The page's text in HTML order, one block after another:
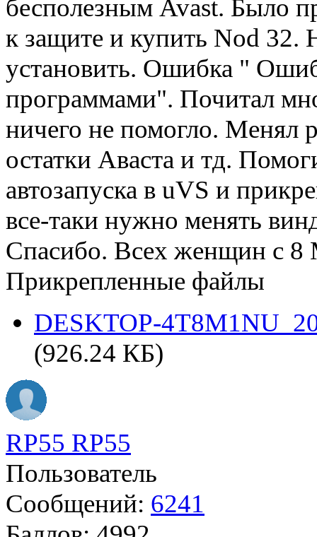
бесполезным Avast. Было
к защите и купить Nod 32.
установить. Ошибка "
программами". Почитал
ничего не помогло. Менял
остатки Аваста и тд.
автозапуска в uVS и
все-таки нужно менять
Спасибо. Всех женщин с 8
Прикрепленные файлы
DESKTOP-
(926.24 КБ)
RP55 RP55
Пользователь
Сообщений: 6241